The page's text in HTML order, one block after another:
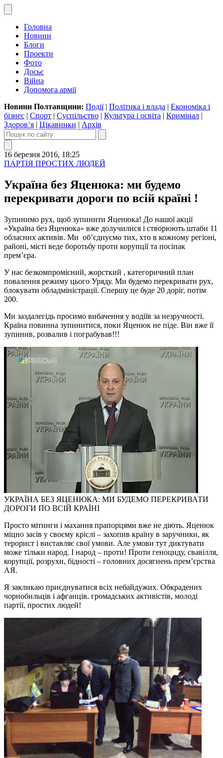
Головна
Новини
Блоги
Проекти
Фото
Досьє
Війна
Допомога армії
Новини Полтавщини: Події| Політика і влада | Економіка і
бізнес | Спорт | Суспільство | Культура і освіта | Кримінал |
Здоров’я | Цікавинки | Архів
16 березня 2016, 18:25
ПАРТІЯ ПРОСТИХ ЛЮДЕЙ
Україна без Яценюка: ми будемо
перекривати дороги по всій країні !
Зупинимо рух, щоб зупинити Яценюка! До нашої акції
«Україна без Яценюка» вже долучилися і створюють штаби 11
обласних активів. Ми об’єднуємо тих, хто в кожному регіоні,
районі, місті веде боротьбу проти корупції та посіпак
прем’єра.
У нас безкомпромісний, жорсткий , категоричний план
повалення режиму цього Уряду. Ми будемо перекривати рух,
блокувати обладміністрації. Спершу це буде 20 доріг, потім
200.
Ми заздалегідь просимо вибачення у водіїв за незручності.
Країна повинна зупинитися, поки Яценюк не піде. Він вже її
зупинив, розвалив і пограбував!!!
УКРАЇНА БЕЗ ЯЦЕНЮКА: МИ БУДЕМО ПЕРЕКРИВАТИ
ДОРОГИ ПО ВСІЙ КРАЇНІ
Просто мітинги і махання прапорцями вже не діють. Яценюк
міцно засів у своєму кріслі – захопив країну в заручники, як
терорист і виставляє свої умови. Але умови тут диктувати
може тільки народ. І народ – проти! Проти геноциду, свавілля,
корупції, розрухи, бідності – головних досягнень прем’єрства
АЯ.
Я закликаю приєднуватися всіх небайдужих. Обкрадених
чорнобильців і афганців. громадських активістів, молоді
партії, простих людей!